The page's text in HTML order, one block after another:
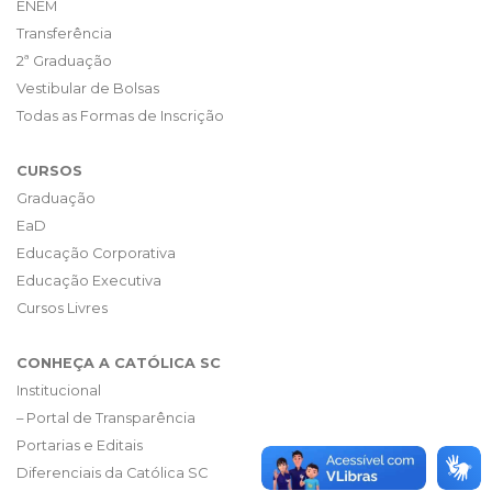
ENEM
Transferência
2ª Graduação
Vestibular de Bolsas
Todas as Formas de Inscrição
CURSOS
Graduação
EaD
Educação Corporativa
Educação Executiva
Cursos Livres
CONHEÇA A CATÓLICA SC
Institucional
– Portal de Transparência
Portarias e Editais
Diferenciais da Católica SC